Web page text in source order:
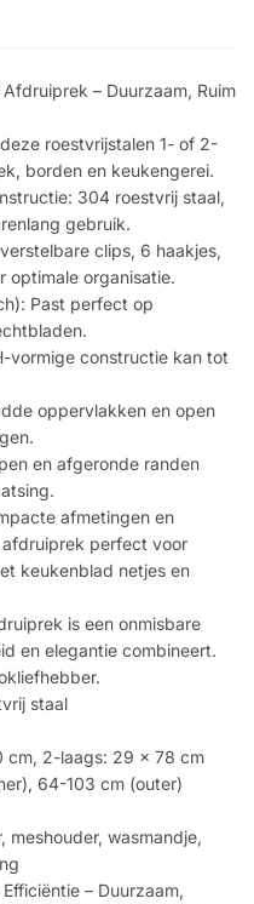
– Duurzaam, Ruim
roestvrijstalen 1- of 2-
borden en keukengerei.
304 roestvrij staal,
gebruik.
clips, 6 haakjes,
optimale organisatie.
Past perfect op
vormige constructie kan tot
oppervlakken en open
en afgeronde randen
afmetingen en
perfect voor
keukenblad netjes en
is een onmisbare
en elegantie combineert.
staal
cm, 2-laags: 29 x 78 cm
64-103 cm (outer)
meshouder, wasmandje,
– Duurzaam,